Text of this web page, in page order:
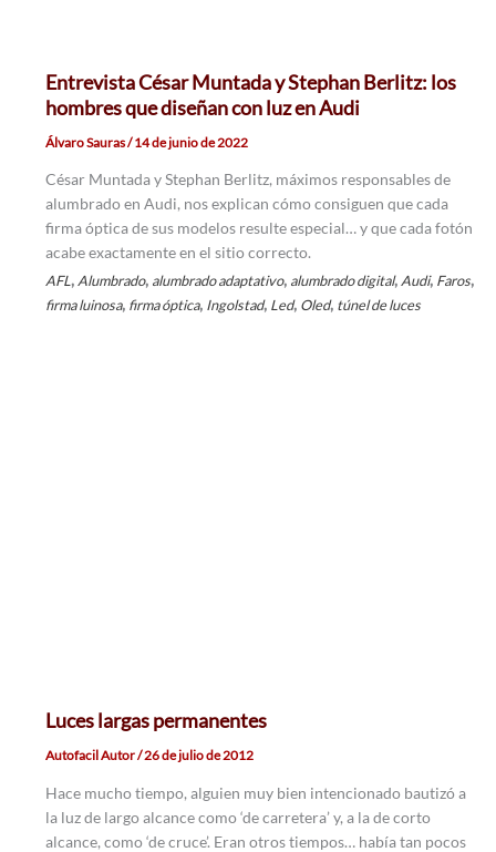
Entrevista César Muntada y Stephan Berlitz: los
hombres que diseñan con luz en Audi
Álvaro Sauras/14 de junio de 2022
César Muntada y Stephan Berlitz, máximos responsables de
alumbrado en Audi, nos explican cómo consiguen que cada
firma óptica de sus modelos resulte especial… y que cada fotón
acabe exactamente en el sitio correcto.
AFL, Alumbrado, alumbrado adaptativo, alumbrado digital, Audi, Faros,
firma luinosa, firma óptica, Ingolstad, Led, Oled, túnel de luces
Luces largas permanentes
Autofacil Autor/26 de julio de 2012
Hace mucho tiempo, alguien muy bien intencionado bautizó a
la luz de largo alcance como ‘de carretera’ y, a la de corto
alcance, como ‘de cruce’. Eran otros tiempos… había tan pocos